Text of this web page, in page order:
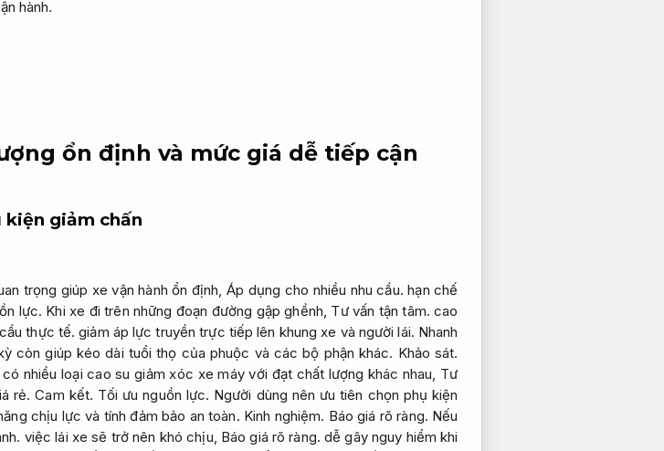
hành.
ổn định và mức giá dễ tiếp cận
kiện giảm chấn
trọng giúp xe vận hành ổn định,Áp dụng cho nhiều nhu cầu. hạn chế
lực. Khi xe đi trên những đoạn đường gập ghềnh, Tư vấn tận tâm. cao
thực tế. giảm áp lực truyền trực tiếp lên khung xe và người lái. Nhanh
còn giúp kéo dài tuổi thọ của phuộc và các bộ phận khác. Khảo sát.
nhiều loại cao su giảm xóc xe máy với đạt chất lượng khác nhau, Tư
rẻ.Cam kết. Tối ưu nguồn lực. Người dùng nên ưu tiên chọn phụ kiện
chịu lực và tính đảm bảo an toàn. Kinh nghiệm. Báo giá rõ ràng. Nếu
việc lái xe sẽ trở nên khó chịu, Báo giá rõ ràng. dễ gây nguy hiểm khi